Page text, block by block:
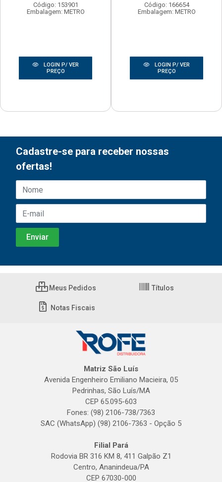
Código: 153901
Embalagem: METRO
LOGIN P/ VER
PREÇO
Código: 166654
Embalagem: METRO
LOGIN P/ VER
PREÇO
Cadastre-se para receber nossas
ofertas!
Meus Pedidos Títulos
Notas Fiscais
Matriz São Luís
Avenida Engenheiro Emiliano Macieira, 05
Pedrinhas, São Luís/MA
CEP 65.095-603
Fones: (98) 2106-738/7363
SAC (WhatsApp) (98) 2106-7363 - Opção 5
Filial Pará
Rodovia BR 316 KM 8, 411 Galpão Z1
Centro, Ananindeua/PA
CEP 67030-000